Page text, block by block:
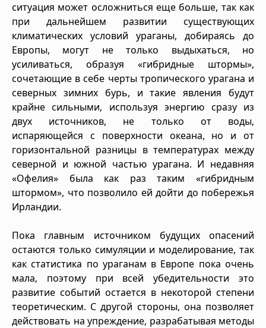
ситуация может осложниться еще больше, так как
при дальнейшем развитии существующих
климатических условий ураганы, добираясь до
Европы, могут не только выдыхаться, но
усиливаться, образуя «гибридные штормы»,
сочетающие в себе черты тропического урагана и
северных зимних бурь, и такие явления будут
крайне сильными, используя энергию сразу из
двух источников, не только от воды,
испаряющейся с поверхности океана, но и от
горизонтальной разницы в температурах между
северной и южной частью урагана. И недавняя
«Офелия» была как раз таким «гибридным
штормом», что позволило ей дойти до побережья
Ирландии.
Пока главным источником будущих опасений
остаются только симуляции и моделирование, так
как статистика по ураганам в Европе пока очень
мала, поэтому при всей убедительности это
развитие событий остается в некоторой степени
теоретическим. С другой стороны, она позволяет
действовать на упреждение, разрабатывая методы